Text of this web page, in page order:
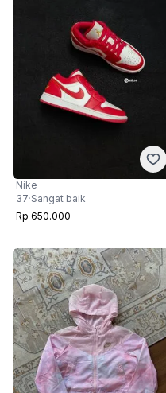
Nike
37·Sangat baik
Rp 650.000